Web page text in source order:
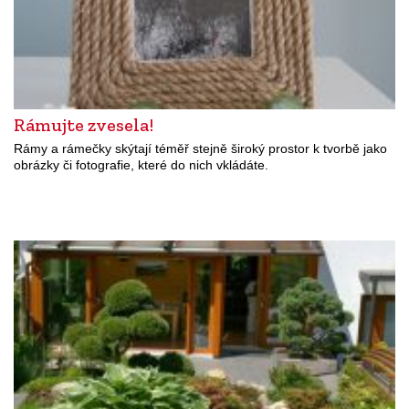
Rámujte zvesela!
Rámy a rámečky skýtají téměř stejně široký prostor k tvorbě jako
obrázky či fotografie, které do nich vkládáte.